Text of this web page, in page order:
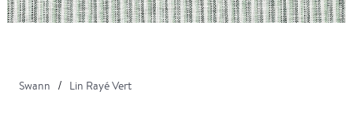
Swann Lin Rayé Vert